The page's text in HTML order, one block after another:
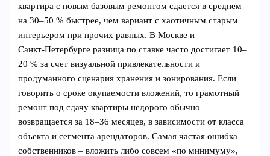
квартира с новым базовым ремонтом сдается в среднем
на 30–50 % быстрее, чем вариант с хаотичным старым
интерьером при прочих равных. В Москве и
Санкт‑Петербурге разница по ставке часто достигает 10–
20 % за счет визуальной привлекательности и
продуманного сценария хранения и зонирования. Если
говорить о сроке окупаемости вложений, то грамотный
ремонт под сдачу квартиры недорого обычно
возвращается за 18–36 месяцев, в зависимости от класса
объекта и сегмента арендаторов. Самая частая ошибка
собственников – вложить либо совсем «по минимуму»,